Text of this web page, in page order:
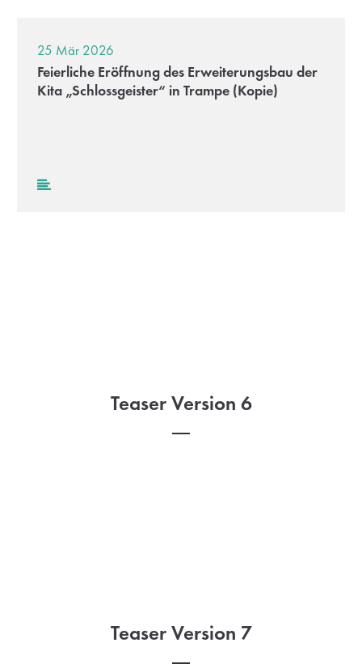
25 Mär 2026
Feierliche Eröffnung des Erweiterungsbau der
Kita „Schlossgeister“ in Trampe (Kopie)
Teaser Version 6
Teaser Version 7